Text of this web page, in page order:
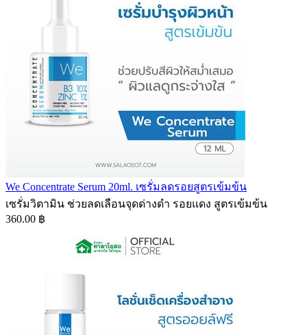
We Concentrate Serum 20ml. เซรั่มลดรอยสูตรเข้มข้น
เซรั่มวิตามิน ช่วยลดเลือนจุดด่างดำ รอยแดง สูตรเข้มข้น
360.00 ฿